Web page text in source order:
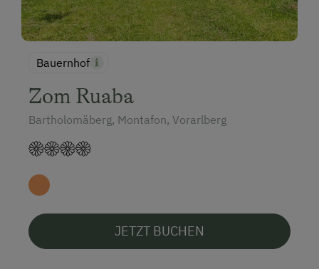
Bauernhof
Zom Ruaba
Bartholomäberg, Montafon, Vorarlberg
JETZT BUCHEN